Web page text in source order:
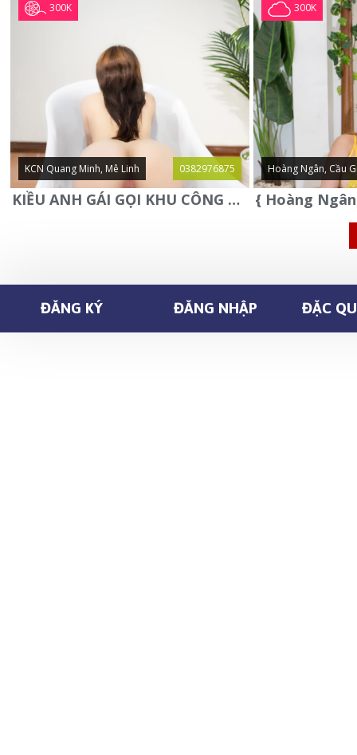
300K
KCN Quang Minh, Mê Linh 0382976875
KIỀU ANH GÁI GỌI KHU CÔNG NGHIỆP QUANG MINH - MÊ LINH
300K
Hoàng Ngân, Cầu
ĐĂNG KÝ ĐĂNG NHẬP ĐẶC